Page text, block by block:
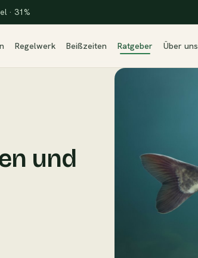
· 31%
Regelwerk Beißzeiten Ratgeber Über uns
und